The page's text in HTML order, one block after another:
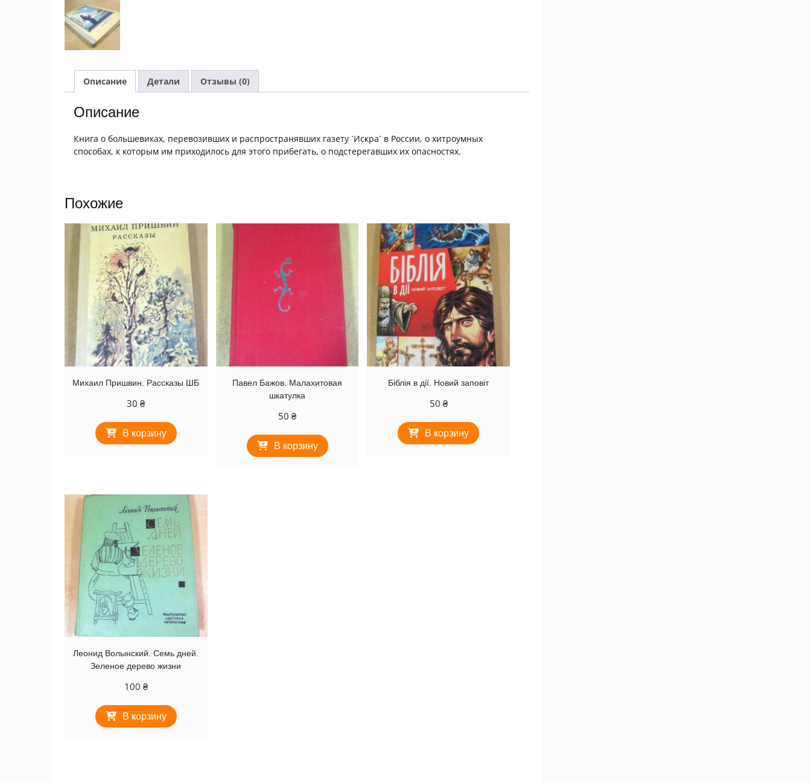
Описание Детали Отзывы (0)
Описание
Книга о большевиках, перевозивших и распространявших газету `Искра` в России, о хитроумных
способах, к которым им приходилось для этого прибегать, о подстерегавших их опасностях.
Похожие
Михаил Пришвин. Рассказы ШБ
30₴
В корзину
Павел Бажов. Малахитовая
шкатулка
50 ₴
В корзину
Біблія в дії. Новий заповіт
50 ₴
В корзину
Леонид Волынский. Семь дней.
Зеленое дерево жизни
100 ₴
В корзину